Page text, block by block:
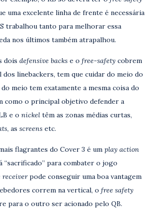
uma excelente linha de frente é necessária
trabalhou tanto para melhorar essa
nos últimos também atrapalhou.
dois defensive backs e o free-safety cobrem
linebackers, tem que cuidar do meio do
meio tem exatamente a mesma coisa do
como o principal objetivo defender a
e o nickel têm as zonas médias curtas,
, as screens etc.
flagrantes do Cover 3 é um play action
“sacrificado” para combater o jogo
receiverpode conseguir uma boa vantagem
correm na vertical, o free safety
para o outro ser acionado pelo QB.